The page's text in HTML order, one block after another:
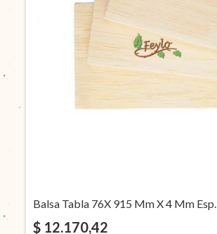
Balsa Tabla 76X 915 Mm X 4 Mm Esp.
$ 12.170,42